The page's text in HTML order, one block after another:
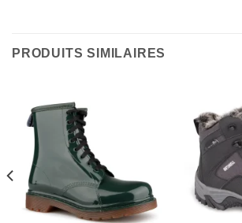
PRODUITS SIMILAIRES